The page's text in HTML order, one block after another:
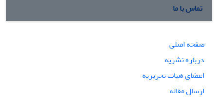
تماس با ما
صفحه اصلی
درباره نشریه
اعضای هیات تحریریه
ارسال مقاله